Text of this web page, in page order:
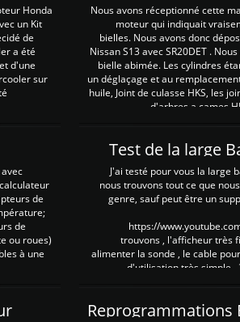
Honda
un Kit
de
a été
d'une
sur
Nous avons réceptionné cette
moteur qui indiquait
bielles. Nous avons donc
Nissan S13 avec SR20DET .
bielle abimée. Les cylindres
un déglaçage et au
huile, Joint de culasse HKS, les
d'arbres a cames
de
de
ou roues)
à une
Test de la large
J'ai testé pour vous la large
nous trouvons tout ce que
genre, sauf peut être un
https://
trouvons , l'afficheur très
alimenter la sonde , le cable
d'utilisation très simple ,